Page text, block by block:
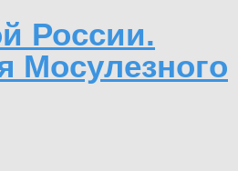
России.
Мосулезного